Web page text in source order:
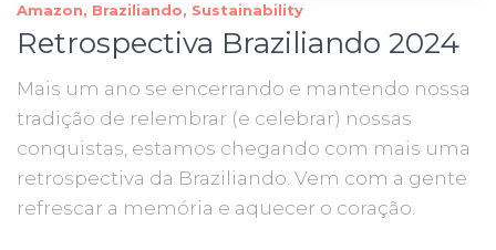
Amazon Braziliando Sustainability
Retrospectiva Braziliando 2024
Mais um ano se encerrando e mantendo nossa
tradição de relembrar (e celebrar) nossas
conquistas, estamos chegando com mais uma
retrospectiva da Braziliando. Vem com a gente
refrescar a memória e aquecer o coração.